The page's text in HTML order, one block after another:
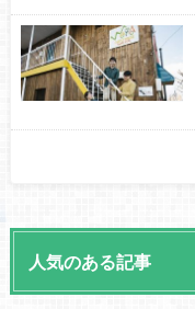
人気のある記事